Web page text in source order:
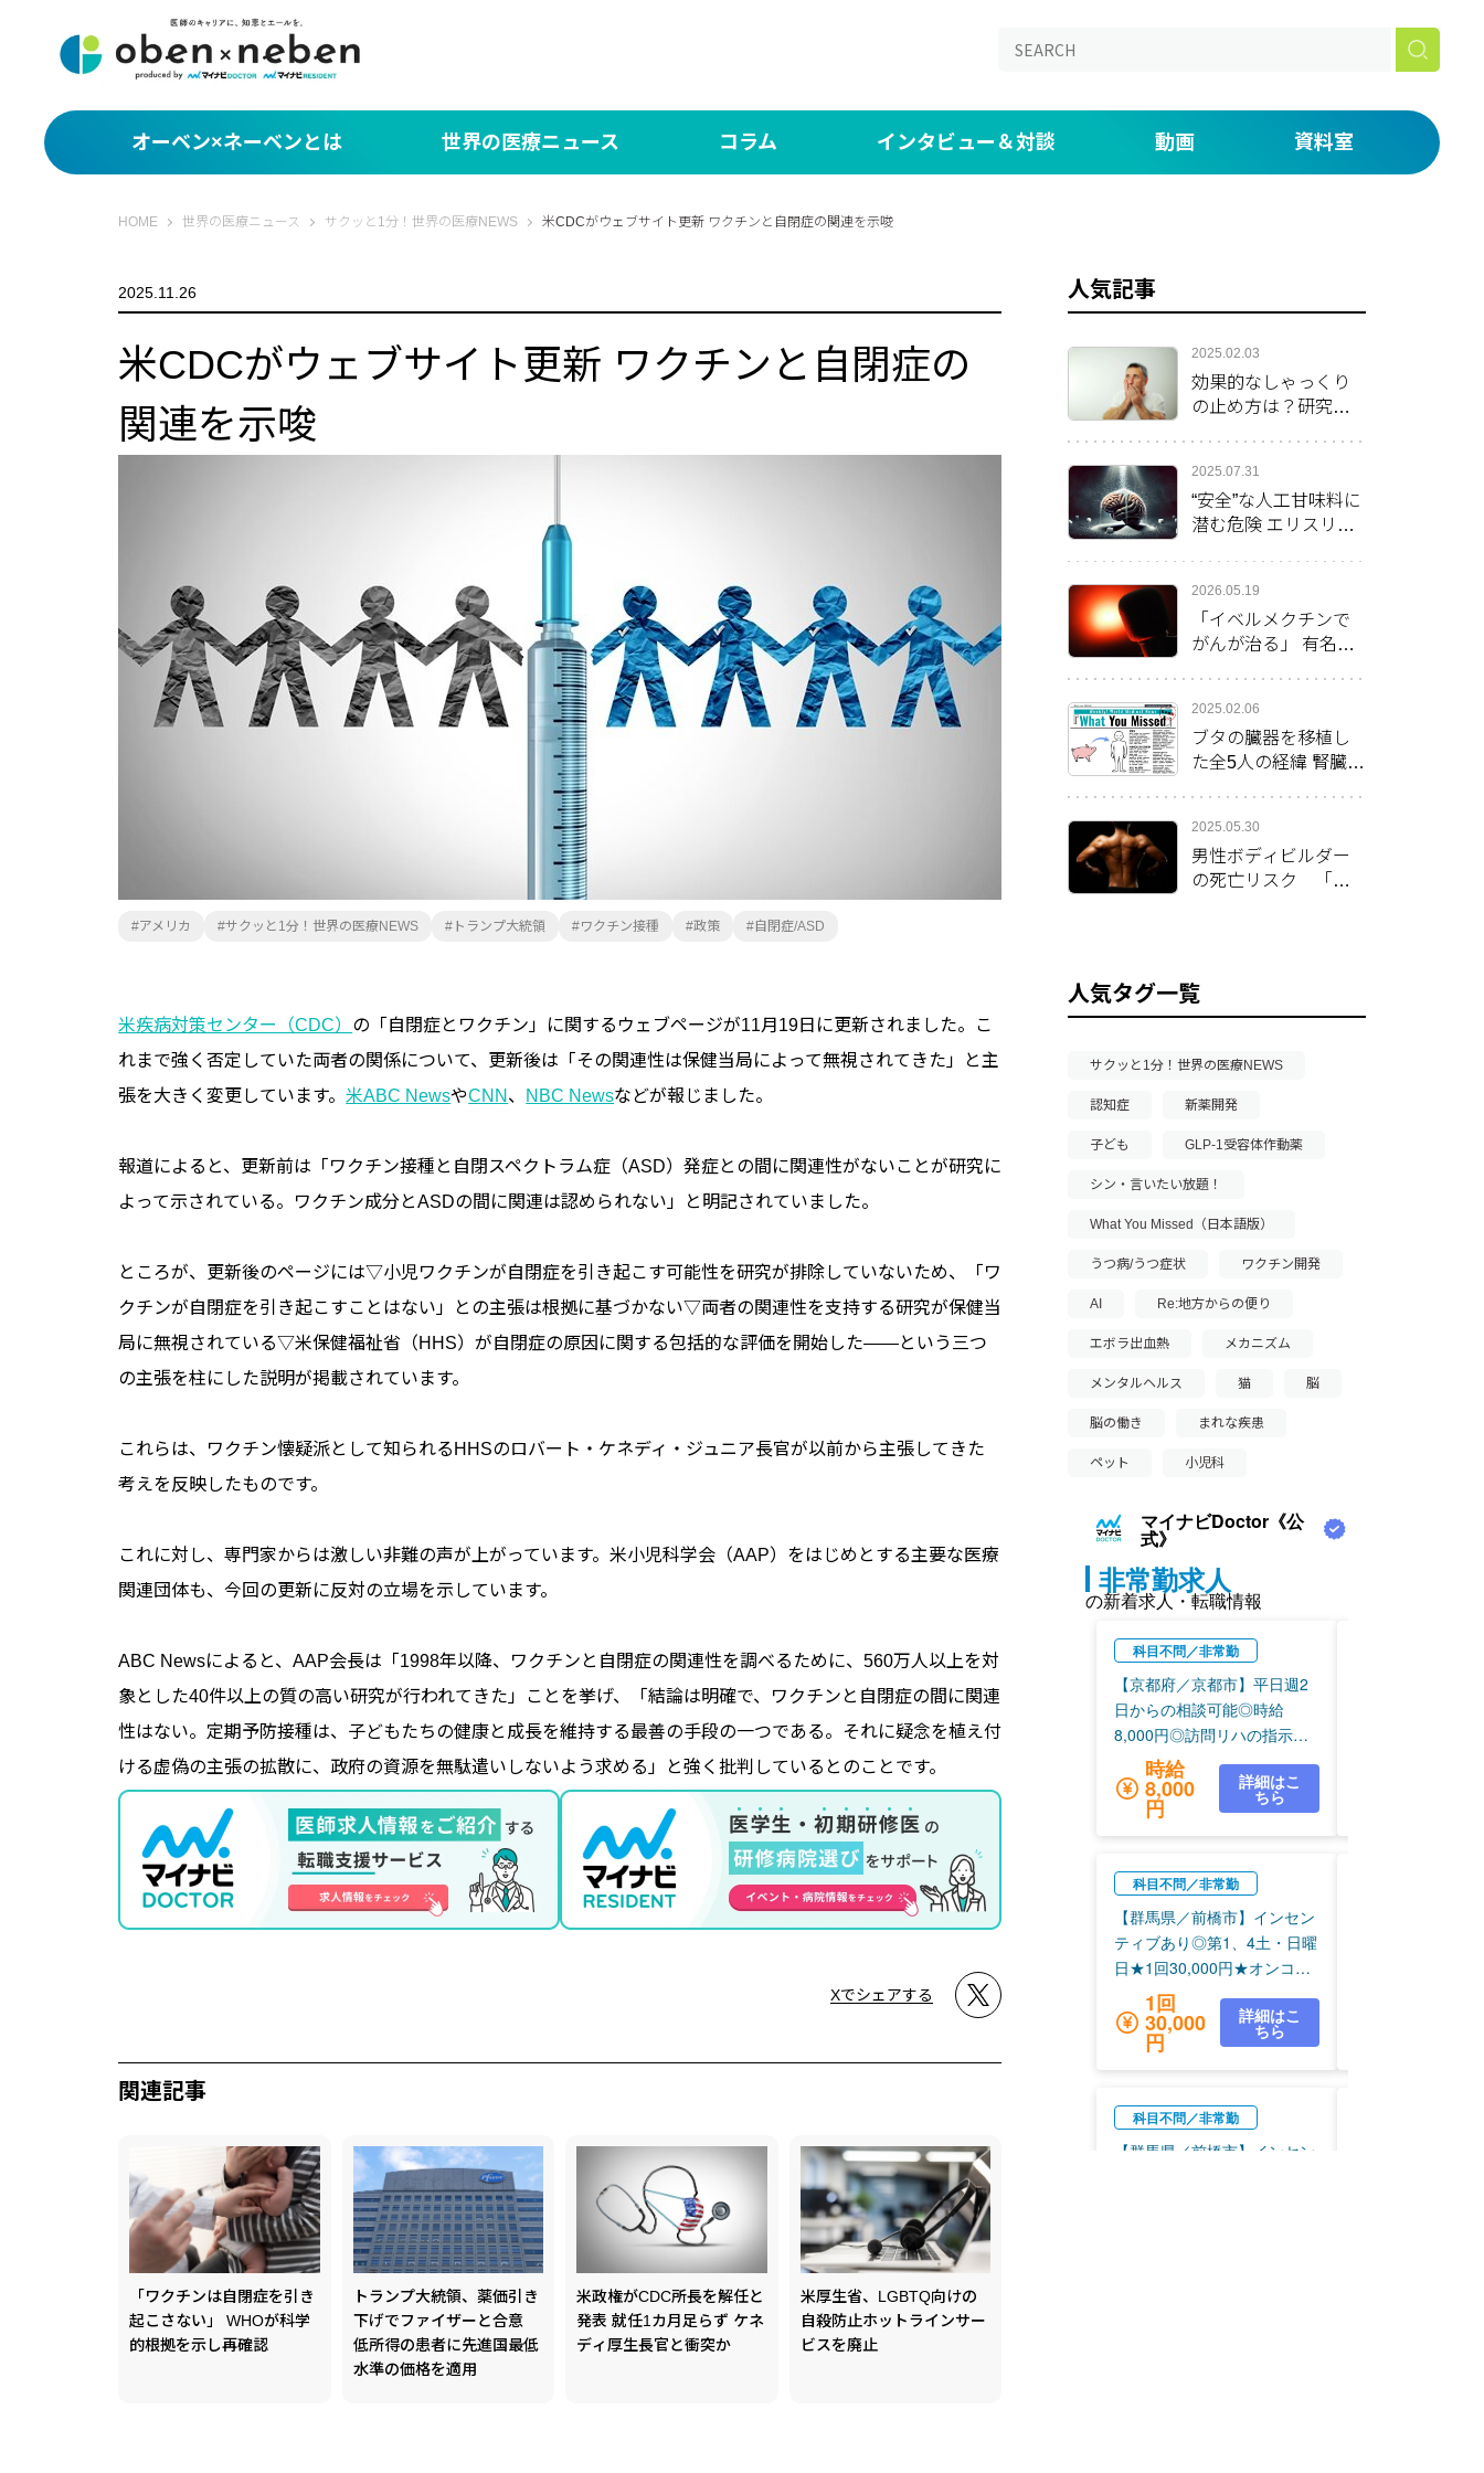
オーベン×ネーベンとは 世界の医療ニュース
サクッと1分！世界の医療NEWS
編集部セレクト 世界の医療News マイシュー
コラム
言いたい放題！
あした、ハッピーになぁれ！
もっと、あしたハッピーになぁれ！！
医師と先進医療技術とわたし
インタビュー＆対談
対談 研修医×専攻医【Naked】
社会医学系専門医の「いま・未来」
動画
One day―医師密着ドキュメンタリー―
資料室
HOME オーベン×ネーベン
世界の医療ニュース サクッと1分！世界の医療NEWS 米CDCがウェブサイト更新 ワクチンと自閉症の関連を示唆
2025.11.26
米CDCがウェブサイト更新 ワクチンと自閉症の
関連を示唆
アメリカ サクッと1分！世界の医療NEWS トランプ大統領 ワクチン接種 政策 自閉症/ASD
米疾病対策センター（CDC） の「自閉症とワクチン」に関するウェブページが11月19日に更新されました。こ
れまで強く否定していた両者の関係について、更新後は「その関連性は保健当局によって無視されてきた」と主
張を大きく変更しています。米ABC NewsやCNN 、 NBC Newsなどが報じました。
報道によると、更新前は「ワクチン接種と自閉スペクトラム症（ASD）発症との間に関連性がないことが研究に
よって示されている。ワクチン成分とASDの間に関連は認められない」と明記されていました。
ところが、更新後のページには▽小児ワクチンが自閉症を引き起こす可能性を研究が排除していないため、「ワ
クチンが自閉症を引き起こすことはない」との主張は根拠に基づかない▽両者の関連性を支持する研究が保健当
局に無視されている▽米保健福祉省（HHS）が自閉症の原因に関する包括的な評価を開始した――という三つ
の主張を柱にした説明が掲載されています。
これらは、ワクチン懐疑派として知られるHHSのロバート・ケネディ・ジュニア長官が以前から主張してきた
考えを反映したものです。
これに対し、専門家からは激しい非難の声が上がっています。米小児科学会（AAP）をはじめとする主要な医療
関連団体も、今回の更新に反対の立場を示しています。
ABC Newsによると、AAP会長は「1998年以降、ワクチンと自閉症の関連性を調べるために、560万人以上を対
象とした40件以上の質の高い研究が行われてきた」ことを挙げ、「結論は明確で、ワクチンと自閉症の間に関連
性はない。定期予防接種は、子どもたちの健康と成長を維持する最善の手段の一つである。それに疑念を植え付
ける虚偽の主張の拡散に、政府の資源を無駄遣いしないよう求める」と強く批判しているとのことです。
Xでシェアする
関連記事
「ワクチンは自閉症を引き
起こさない」 WHOが科学
的根拠を示し再確認
トランプ大統領、薬価引き
下げでファイザーと合意
低所得の患者に先進国最低
水準の価格を適用
米政権がCDC所長を解任と
発表 就任1カ月足らず ケネ
ディ厚生長官と衝突か
米厚生省、LGBTQ向けの
自殺防止ホットラインサー
ビスを廃止
人気記事
2025.02.03
効果的なしゃっくり
の止め方は？研究チ
2025.07.31
“安全”な人工甘味料に
潜む危険 エリスリト
2026.05.19
「イベルメクチンで
がんが治る」 有名俳
2025.02.06
ブタの臓器を移植し
た全5人の経緯 腎臓移
2025.05.30
男性ボディビルダー
の死亡リスク 「心
人気タグ一覧
サクッと1分！世界の医療NEWS
認知症 新薬開発
子ども GLP-1受容体作動薬
シン・言いたい放題！
What You Missed（日本語版）
うつ病/うつ症状 ワクチン開発
AI Re:地方からの便り
エボラ出血熱 メカニズム
メンタルヘルス 猫 脳
脳の働き まれな疾患
ペット 小児科